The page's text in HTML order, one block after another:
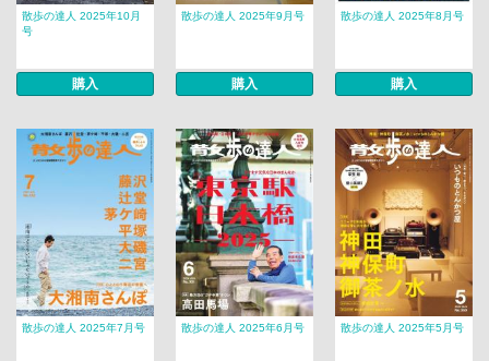
散歩の達人 2025年10月
号
購入
散歩の達人 2025年9月号
購入
散歩の達人 2025年8月号
購入
散歩の達人 2025年7月号 散歩の達人 2025年6月号 散歩の達人 2025年5月号